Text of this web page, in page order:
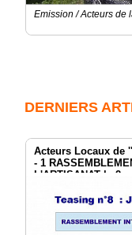
Emission / Acteurs de
DERNIERS
Acteurs Locaux de
- 1
L'ARTISANAT le 2